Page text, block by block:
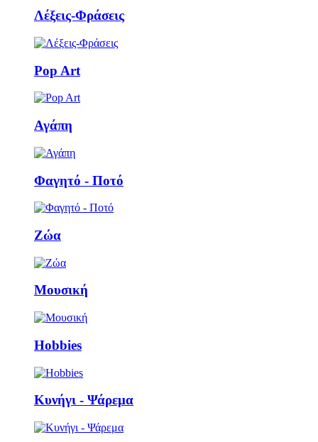
Λέξεις-Φράσεις
Pop Art
Αγάπη
Φαγητό - Ποτό
Ζώα
Μουσική
Ηobbies
Κυνήγι - Ψάρεμα